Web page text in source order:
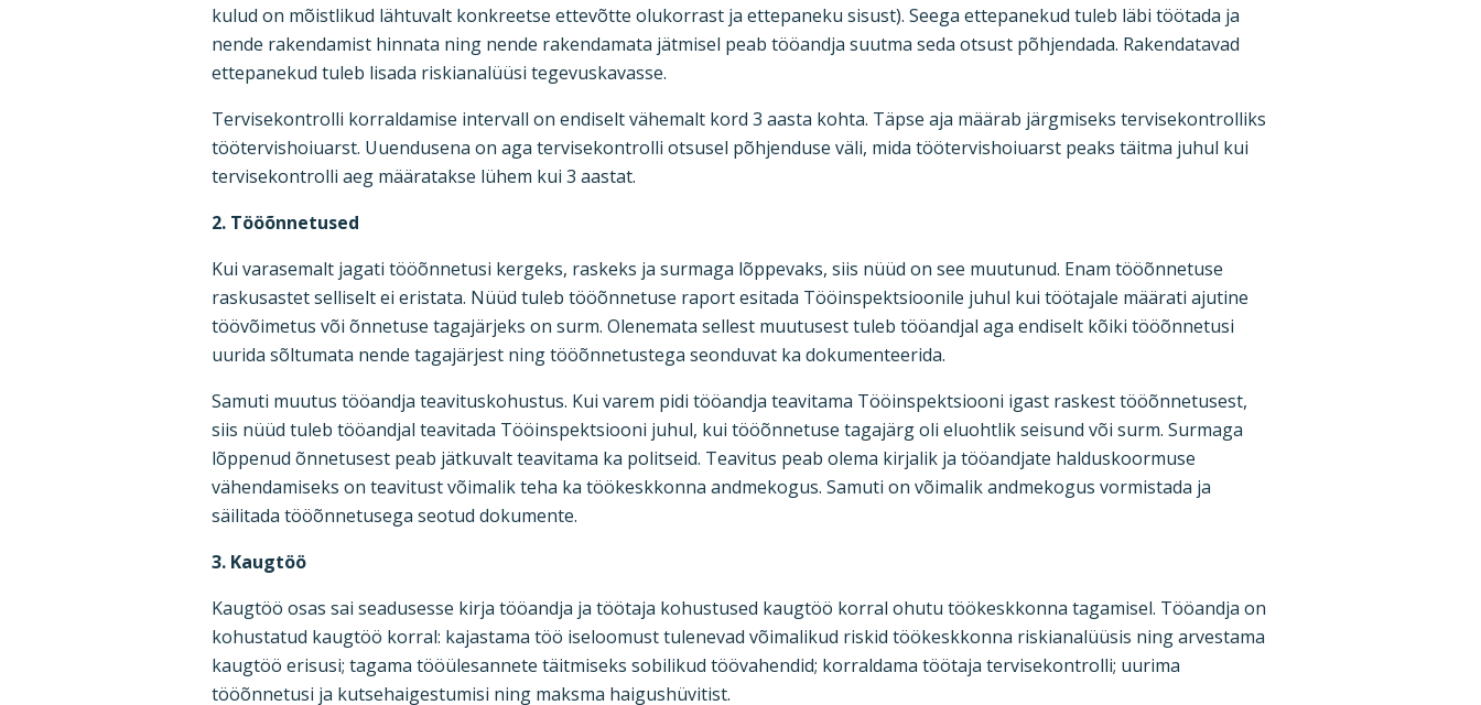
kulud on mõistlikud lähtuvalt konkreetse ettevõtte olukorrast ja ettepaneku sisust). Seega ettepanekud tuleb läbi töötada ja
nende rakendamist hinnata ning nende rakendamata jätmisel peab tööandja suutma seda otsust põhjendada. Rakendatavad
ettepanekud tuleb lisada riskianalüüsi tegevuskavasse.
Tervisekontrolli korraldamise intervall on endiselt vähemalt kord 3 aasta kohta. Täpse aja määrab järgmiseks tervisekontrolliks
töötervishoiuarst. Uuendusena on aga tervisekontrolli otsusel põhjenduse väli, mida töötervishoiuarst peaks täitma juhul kui
tervisekontrolli aeg määratakse lühem kui 3 aastat.
2. Tööõnnetused
Kui varasemalt jagati tööõnnetusi kergeks, raskeks ja surmaga lõppevaks, siis nüüd on see muutunud. Enam tööõnnetuse
raskusastet selliselt ei eristata. Nüüd tuleb tööõnnetuse raport esitada Tööinspektsioonile juhul kui töötajale määrati ajutine
töövõimetus või õnnetuse tagajärjeks on surm. Olenemata sellest muutusest tuleb tööandjal aga endiselt kõiki tööõnnetusi
uurida sõltumata nende tagajärjest ning tööõnnetustega seonduvat ka dokumenteerida.
Samuti muutus tööandja teavituskohustus. Kui varem pidi tööandja teavitama Tööinspektsiooni igast raskest tööõnnetusest,
siis nüüd tuleb tööandjal teavitada Tööinspektsiooni juhul, kui tööõnnetuse tagajärg oli eluohtlik seisund või surm. Surmaga
lõppenud õnnetusest peab jätkuvalt teavitama ka politseid. Teavitus peab olema kirjalik ja tööandjate halduskoormuse
vähendamiseks on teavitust võimalik teha ka töökeskkonna andmekogus. Samuti on võimalik andmekogus vormistada ja
säilitada tööõnnetusega seotud dokumente.
3. Kaugtöö
Kaugtöö osas sai seadusesse kirja tööandja ja töötaja kohustused kaugtöö korral ohutu töökeskkonna tagamisel. Tööandja on
kohustatud kaugtöö korral: kajastama töö iseloomust tulenevad võimalikud riskid töökeskkonna riskianalüüsis ning arvestama
kaugtöö erisusi; tagama tööülesannete täitmiseks sobilikud töövahendid; korraldama töötaja tervisekontrolli; uurima
tööõnnetusi ja kutsehaigestumisi ning maksma haigushüvitist.